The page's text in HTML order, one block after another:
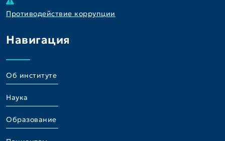
Противодействие коррупции
Навигация
Об институте
Наука
Образование